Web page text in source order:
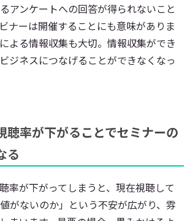
アンケートへの回答が得られないこと
ナーは開催することにも意味がありま
よる情報収集も大切。情報収集ができ
ジネスにつなげることができなくなっ
聴率が下がることでセミナーの
る
率が下がってしまうと、現在視聴して
がないのか」という不安が広がり、雰